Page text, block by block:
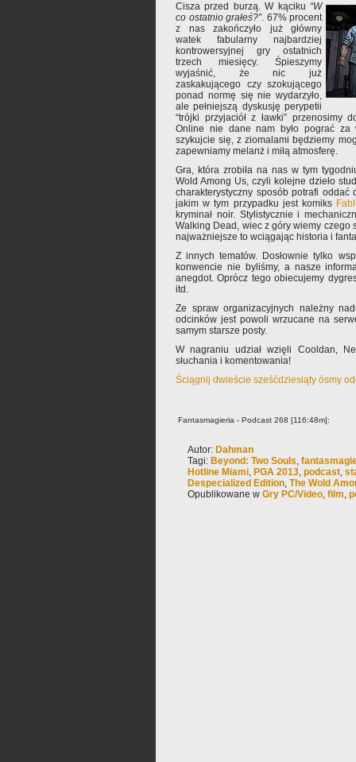
Cisza przed burzą. W kąciku “W
co ostatnio grałeś?”. 67% procent
z nas zakończyło już główny
watek fabularny najbardziej
kontrowersyjnej gry ostatnich
trzech miesięcy. Śpieszymy
wyjaśnić, że nic już
zaskakującego czy szokującego
ponad normę się nie wydarzyło,
ale pełniejszą dyskusję perypetii
“trójki przyjaciół z ławki” przenosimy
Online nie dane nam było pograć
szykujcie się, z ziomalami będziemy
zapewniamy melanż i miłą atmosferę.
Gra, która zrobiła na nas w tym
Wold Among Us, czyli kolejne dzieło
charakterystyczny sposób potrafi oddać
jakim w tym przypadku jest komiks
kryminał noir. Stylistycznie i
Walking Dead, wiec z góry wiemy czego
najważniejsze to wciągając historia i
Z innych tematów. Dosłownie tylko
konwencie nie byliśmy, a nasze
anegdot. Oprócz tego obiecujemy
itd.
Ze spraw organizacyjnych należny
odcinków jest powoli wrzucane na
samym starsze posty.
W nagraniu udział wzięli Cooldan,
słuchania i komentowania!
Ściągnij dwieście sześćdziesiąty ósmy
Fantasmagieria - Podcast 268 [116:48m]:
Autor: Dahman
Tagi: Beyond: Two Souls,
Hotline Miami, PGA 2013, podcast,
Despecialized Edition, The Wold
Opublikowane w Gry PC/Video, film,